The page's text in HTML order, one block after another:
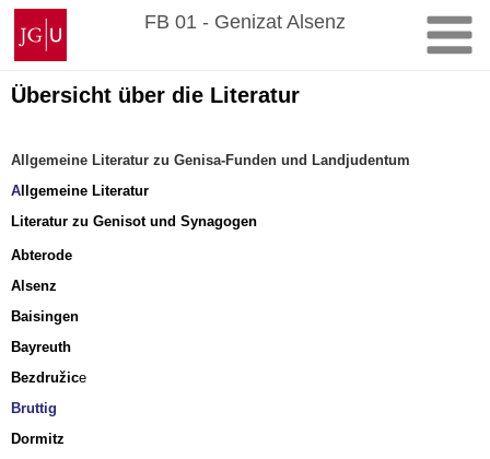
Zum
Inhalt
springen
Johannes
Gutenberg-
Universität
Mainz
FB 01 - Genizat Alsenz
Übersicht über die Literatur
Allgemeine Literatur zu Genisa-Funden und Landjudentum
Allgemeine Literatur
Literatur zu Genisot und Synagogen
Abterode
Alsenz
Baisingen
Bayreuth
Bezdružice
Bruttig
Dormitz